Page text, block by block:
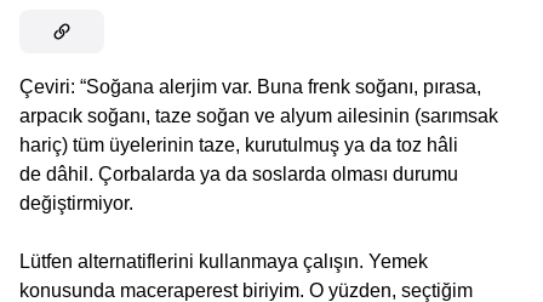
Çeviri: “Soğana alerjim var. Buna frenk soğanı, pırasa,
arpacık soğanı, taze soğan ve alyum ailesinin (sarımsak
hariç) tüm üyelerinin taze, kurutulmuş ya da toz hâli
de dâhil. Çorbalarda ya da soslarda olması durumu
değiştirmiyor.
Lütfen alternatiflerini kullanmaya çalışın. Yemek
konusunda maceraperest biriyim. O yüzden, seçtiğim